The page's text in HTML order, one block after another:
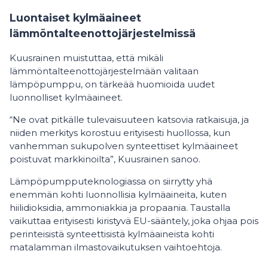
Luontaiset kylmäaineet
lämmöntalteenottojärjestelmissä
Kuusrainen muistuttaa, että mikäli
lämmöntalteenottojärjestelmään valitaan
lämpöpumppu, on tärkeää huomioida uudet
luonnolliset kylmäaineet.
“Ne ovat pitkälle tulevaisuuteen katsovia ratkaisuja, ja
niiden merkitys korostuu erityisesti huollossa, kun
vanhemman sukupolven synteettiset kylmäaineet
poistuvat markkinoilta”, Kuusrainen sanoo.
Lämpöpumpputeknologiassa on siirrytty yhä
enemmän kohti luonnollisia kylmäaineita, kuten
hiilidioksidia, ammoniakkia ja propaania. Taustalla
vaikuttaa erityisesti kiristyvä EU-sääntely, joka ohjaa pois
perinteisistä synteettisistä kylmäaineista kohti
matalamman ilmastovaikutuksen vaihtoehtoja.